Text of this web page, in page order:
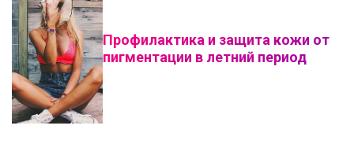
Профилактика и защита кожи от
пигментации в летний период